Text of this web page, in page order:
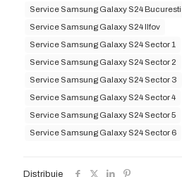
Service Samsung Galaxy S24 Bucuresti
Service Samsung Galaxy S24 Ilfov
Service Samsung Galaxy S24 Sector 1
Service Samsung Galaxy S24 Sector 2
Service Samsung Galaxy S24 Sector 3
Service Samsung Galaxy S24 Sector 4
Service Samsung Galaxy S24 Sector 5
Service Samsung Galaxy S24 Sector 6
Distribuie